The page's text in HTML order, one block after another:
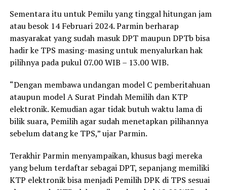
Sementara itu untuk Pemilu yang tinggal hitungan jam
atau besok 14 Februari 2024. Parmin berharap
masyarakat yang sudah masuk DPT maupun DPTb bisa
hadir ke TPS masing-masing untuk menyalurkan hak
pilihnya pada pukul 07.00 WIB – 13.00 WIB.
“Dengan membawa undangan model C pemberitahuan
ataupun model A Surat Pindah Memilih dan KTP
elektronik. Kemudian agar tidak butuh waktu lama di
bilik suara, Pemilih agar sudah menetapkan pilihannya
sebelum datang ke TPS,” ujar Parmin.
Terakhir Parmin menyampaikan, khusus bagi mereka
yang belum terdaftar sebagai DPT, sepanjang memiliki
KTP elektronik bisa menjadi Pemilih DPK di TPS sesuai